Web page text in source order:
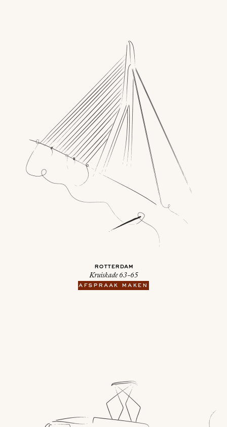
rotterdam
Kruiskade 63-65
afspraak maken